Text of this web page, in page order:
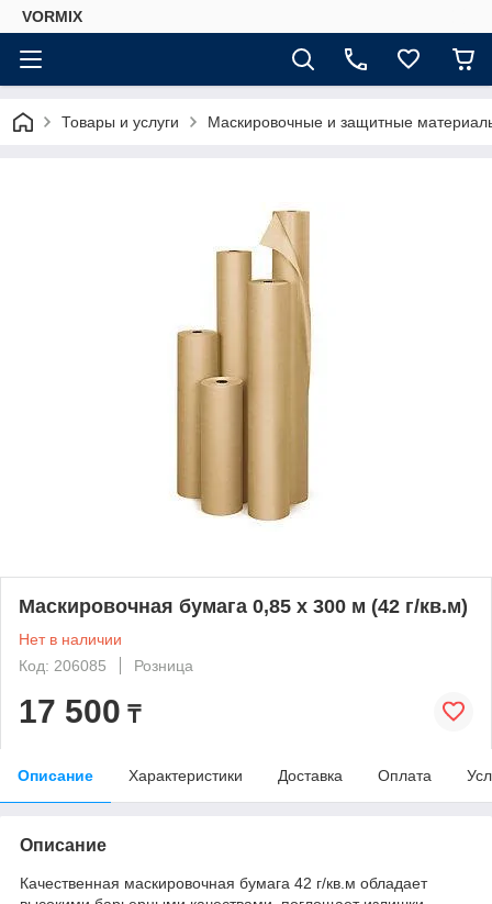
VORMIX
Товары и услуги Маскировочные и защитные
Маскировочная бумага 0,85 х 300 м (42 г/кв.м)
Нет в наличии
Код: 206085
Розница
17 500 ₸
Описание Характеристики Доставка Оплата
Описание
Качественная маскировочная бумага 42 г/кв.м обладает